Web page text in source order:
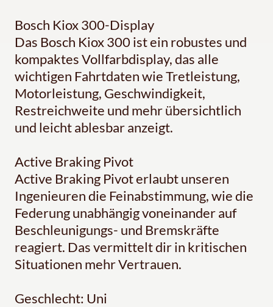
Bosch Kiox 300-Display
Das Bosch Kiox 300 ist ein robustes und
kompaktes Vollfarbdisplay, das alle
wichtigen Fahrtdaten wie Tretleistung,
Motorleistung, Geschwindigkeit,
Restreichweite und mehr übersichtlich
und leicht ablesbar anzeigt.
Active Braking Pivot
Active Braking Pivot erlaubt unseren
Ingenieuren die Feinabstimmung, wie die
Federung unabhängig voneinander auf
Beschleunigungs- und Bremskräfte
reagiert. Das vermittelt dir in kritischen
Situationen mehr Vertrauen.
Geschlecht: Uni